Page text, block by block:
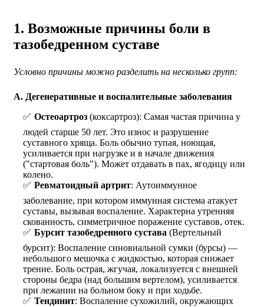
1. Возможные причины боли в
тазобедренном суставе
Условно причины можно разделить на несколько групп:
А. Дегенеративные и воспалительные заболевания
Остеоартроз(коксартроз): Самая частая причина у
людей старше 50 лет. Это износ и разрушение
суставного хряща. Боль обычно тупая, ноющая,
усиливается при нагрузке и в начале движения
("стартовая боль"). Может отдавать в пах, ягодицу или
колено.
Ревматоидный артрит: Аутоиммунное
заболевание, при котором иммунная система атакует
суставы, вызывая воспаление. Характерна утренняя
скованность, симметричное поражение суставов, отек.
Бурсит тазобедренного сустава (Вертельный
бурсит): Воспаление синовиальной сумки (бурсы) —
небольшого мешочка с жидкостью, которая снижает
трение. Боль острая, жгучая, локализуется с внешней
стороны бедра (над большим вертелом), усиливается
при лежании на больном боку и при ходьбе.
Тендинит: Воспаление сухожилий, окружающих